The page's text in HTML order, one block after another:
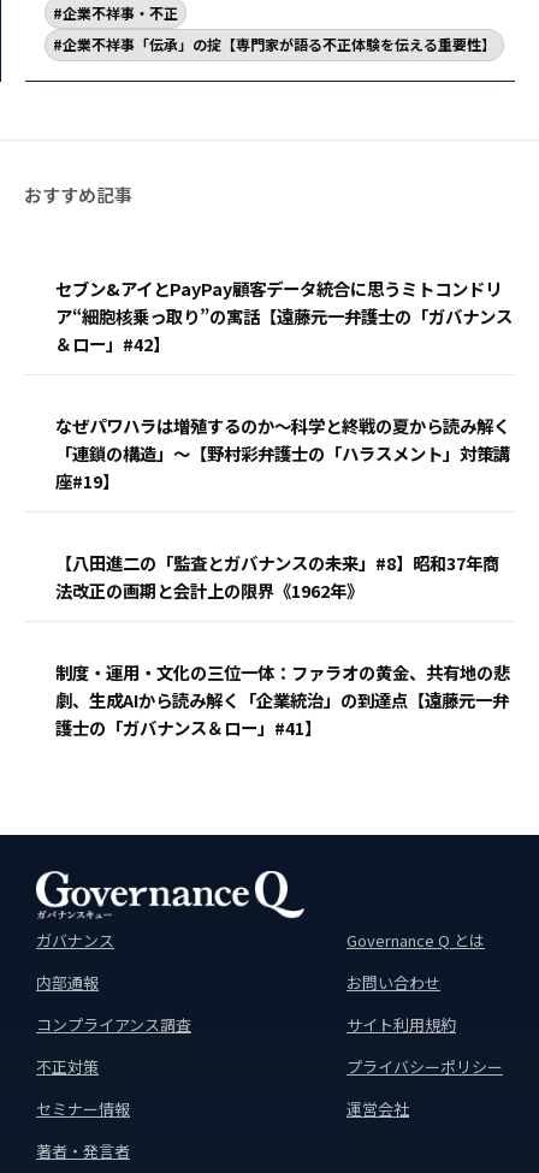
企業不祥事・不正
企業不祥事「伝承」の掟【専門家が語る不正体験を伝える重要性】
セブン&アイとPayPay顧客データ統合に思うミトコンドリ
ア“細胞核乗っ取り”の寓話【遠藤元一弁護士の「ガバナンス
＆ロー」#42】
なぜパワハラは増殖するのか〜科学と終戦の夏から読み解く
「連鎖の構造」〜【野村彩弁護士の「ハラスメント」対策講
座#19】
【八田進二の「監査とガバナンスの未来」#8】昭和37年商
法改正の画期と会計上の限界《1962年》
制度・運用・文化の三位一体：ファラオの黄金、共有地の悲
劇、生成AIから読み解く「企業統治」の到達点【遠藤元一弁
護士の「ガバナンス＆ロー」#41】
ガバナンス
内部通報
コンプライアンス調査
不正対策
セミナー情報
著者・発言者
Governance Q とは
お問い合わせ
サイト利用規約
プライバシーポリシー
運営会社